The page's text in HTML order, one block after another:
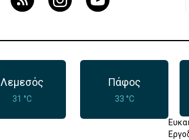
Λεμεσός
31 °C
Πάφος
33 °C